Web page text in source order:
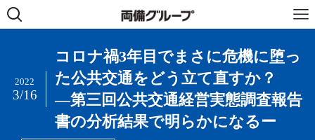
コロナ禍3年目でまさに危機に堕っ
た公共交通をどう立て直すか？
―第三回公共交通経営実態調査報告
書の分析結果で明らかになるー
2022
3/16